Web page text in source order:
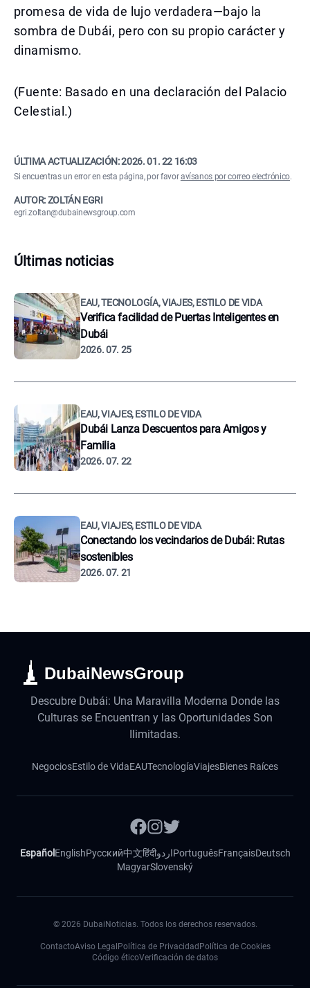
promesa de vida de lujo verdadera—bajo la
sombra de Dubái, pero con su propio carácter y
dinamismo.
(Fuente: Basado en una declaración del Palacio
Celestial.)
ÚLTIMA ACTUALIZACIÓN:2026. 01. 22 16:03
Si encuentras un error en esta página, por favoravísanos por correo electrónico.
AUTOR: ZOLTÁN EGRI
egri.zoltan@dubainewsgroup.com
Últimas noticias
EAU, TECNOLOGÍA, VIAJES, ESTILO DE VIDA
Verifica facilidad de Puertas Inteligentes en
Dubái
2026. 07. 25
EAU, VIAJES, ESTILO DE VIDA
Dubái Lanza Descuentos para Amigos y
Familia
2026. 07. 22
EAU, VIAJES, ESTILO DE VIDA
Conectando los vecindarios de Dubái: Rutas
sostenibles
2026. 07. 21
DubaiNewsGroup
Descubre Dubái: Una Maravilla Moderna Donde las
Culturas se Encuentran y las Oportunidades Son
Ilimitadas.
NegociosEstilo de VidaEAUTecnologíaViajesBienes Raíces
Español EnglishРусский中文हिंदीاردوPortuguêsFrançaisDeutsch
MagyarSlovenský
© 2026 DubaiNoticias. Todos los derechos reservados.
ContactoAviso Legal Política de Privacidad Política de Cookies
Código éticoVerificación de datos